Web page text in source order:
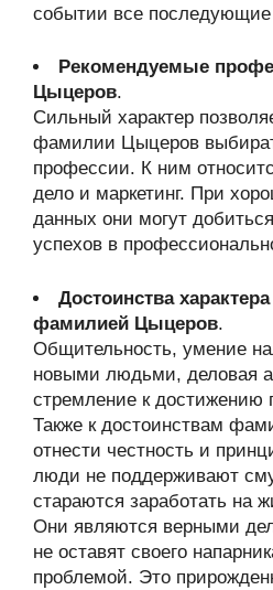
событии все последующие
Рекомендуемые
Цыцеров.
Сильный характер
фамилии Цыцеров
профессии. К ним
дело и маркетинг. При
данных они могут
успехов в
Достоинства
фамилией Цыцеров.
Общительность, умение
новыми людьми, деловая
стремление к достижению
Также к достоинствам
отнести честность и
люди не поддерживают
стараются заработать на
Они являются верными
не оставят своего
проблемой. Это